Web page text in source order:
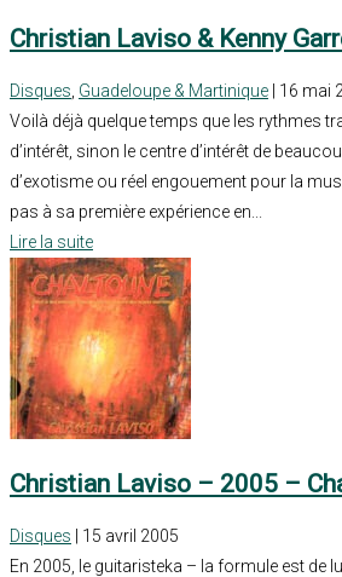
Christian Laviso & Kenny
Disques Guadeloupe & Martinique | 16 mai
Voilà déjà quelque temps que les rythmes
d’intérêt, sinon le centre d’intérêt de
d’exotisme ou réel engouement pour la
pas à sa première expérience en...
Lire la suite
Christian Laviso – 2005 –
Disques | 15 avril 2005
En 2005, le guitaristeka – la formule est de